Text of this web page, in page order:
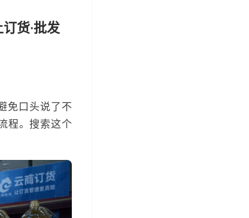
货·批发
免口头说了不
程。搜索这个